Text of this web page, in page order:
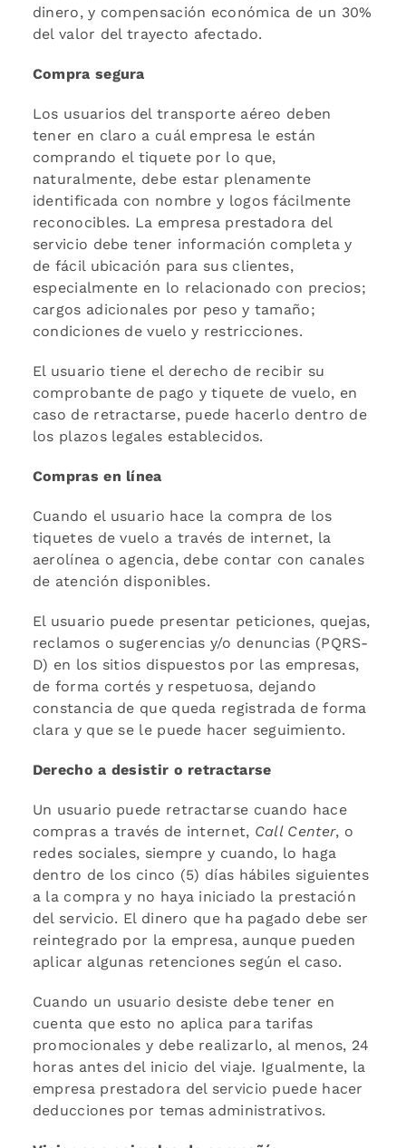
dinero, y compensación económica de un 30%
del valor del trayecto afectado.
Compra segura
Los usuarios del transporte aéreo deben
tener en claro a cuál empresa le están
comprando el tiquete por lo que,
naturalmente, debe estar plenamente
identificada con nombre y logos fácilmente
reconocibles. La empresa prestadora del
servicio debe tener información completa y
de fácil ubicación para sus clientes,
especialmente en lo relacionado con precios;
cargos adicionales por peso y tamaño;
condiciones de vuelo y restricciones.
El usuario tiene el derecho de recibir su
comprobante de pago y tiquete de vuelo, en
caso de retractarse, puede hacerlo dentro de
los plazos legales establecidos.
Compras en línea
Cuando el usuario hace la compra de los
tiquetes de vuelo a través de internet, la
aerolínea o agencia, debe contar con canales
de atención disponibles.
El usuario puede presentar peticiones, quejas,
reclamos o sugerencias y/o denuncias (PQRS-
D) en los sitios dispuestos por las empresas,
de forma cortés y respetuosa, dejando
constancia de que queda registrada de forma
clara y que se le puede hacer seguimiento.
Derecho a desistir o retractarse
Un usuario puede retractarse cuando hace
compras a través de internet, Call Center, o
redes sociales, siempre y cuando, lo haga
dentro de los cinco (5) días hábiles siguientes
a la compra y no haya iniciado la prestación
del servicio. El dinero que ha pagado debe ser
reintegrado por la empresa, aunque pueden
aplicar algunas retenciones según el caso.
Cuando un usuario desiste debe tener en
cuenta que esto no aplica para tarifas
promocionales y debe realizarlo, al menos, 24
horas antes del inicio del viaje. Igualmente, la
empresa prestadora del servicio puede hacer
deducciones por temas administrativos.